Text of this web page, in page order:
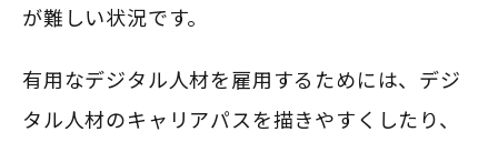
が難しい状況です。
有用なデジタル人材を雇用するためには、デジ
タル人材のキャリアパスを描きやすくしたり、